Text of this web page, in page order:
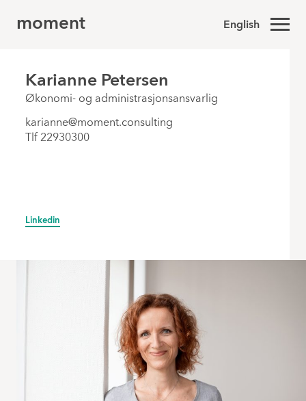
moment English
Karianne Petersen
Økonomi- og administrasjonsansvarlig
karianne@moment.consulting
Tlf 22930300
Linkedin